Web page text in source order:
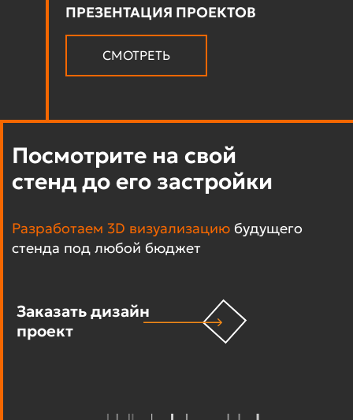
ПРЕЗЕНТАЦИЯ ПРОЕКТОВ
СМОТРЕТЬ
Посмотрите на свой
стенд до его застройки
Разработаем 3D визуализацию будущего
стенда под любой бюджет
Заказать дизайн
проект